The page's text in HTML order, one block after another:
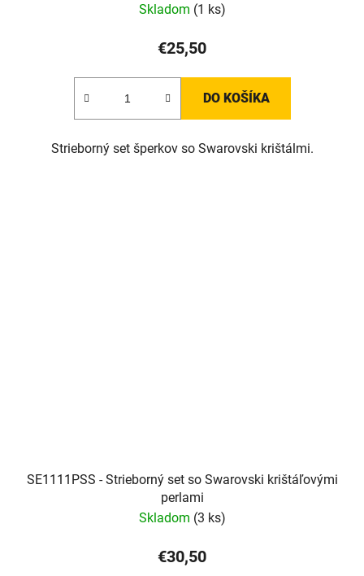
Skladom (1 ks)
€25,50
DO KOŠÍKA
Strieborný set šperkov so Swarovski krištálmi.
SE1111PSS - Strieborný set so Swarovski krištáľovými
perlami
Skladom (3 ks)
€30,50